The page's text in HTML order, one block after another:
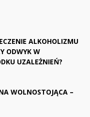
ALKOHOLIZMU
ODWYK W
UZALEŻNIEŃ?
WOLNOSTOJĄCA –